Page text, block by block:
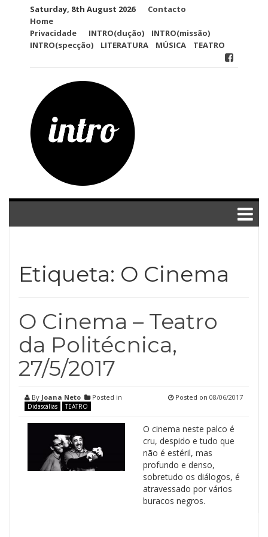
Saturday, 8th August 2026
Contacto
Home
Privacidade
INTRO(dução)
INTRO(missão)
INTRO(specção)
LITERATURA MÚSICA TEATRO
Etiqueta: O Cinema
O Cinema – Teatro
da Politécnica,
27/5/2017
By Joana Neto Posted in
Didascálias TEATRO
Posted on 08/06/2017
O cinema neste palco é
cru, despido e tudo que
não é estéril, mas
profundo e denso,
sobretudo os diálogos, é
atravessado por vários
buracos negros.